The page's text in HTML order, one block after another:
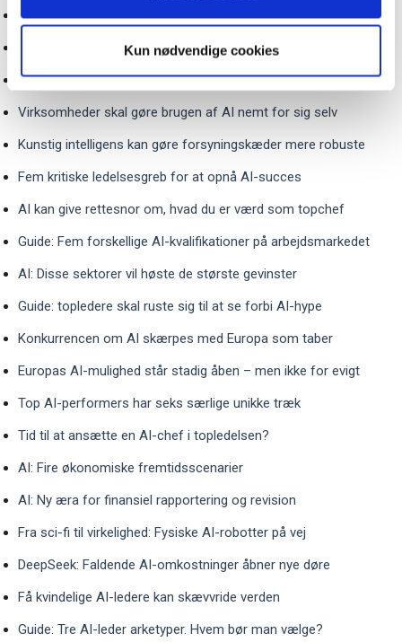
Kun nødvendige cookies
Guide: Topledere bør fokusere på regler og etik omkring AI
CEO-guide: Seks prioriteter ved udvikling af en AI-strategi
Studie: Generativ AI løfter hurtigt kvalitet af nyansatte
Virksomheder skal gøre brugen af AI nemt for sig selv
Kunstig intelligens kan gøre forsyningskæder mere robuste
Fem kritiske ledelsesgreb for at opnå AI-succes
AI kan give rettesnor om, hvad du er værd som topchef
Guide: Fem forskellige AI-kvalifikationer på arbejdsmarkedet
AI: Disse sektorer vil høste de største gevinster
Guide: topledere skal ruste sig til at se forbi AI-hype
Konkurrencen om AI skærpes med Europa som taber
Europas AI-mulighed står stadig åben – men ikke for evigt
Top AI-performers har seks særlige unikke træk
Tid til at ansætte en AI-chef i topledelsen?
AI: Fire økonomiske fremtidsscenarier
AI: Ny æra for finansiel rapportering og revision
Fra sci-fi til virkelighed: Fysiske AI-robotter på vej
DeepSeek: Faldende AI-omkostninger åbner nye døre
Få kvindelige AI-ledere kan skævvride verden
Guide: Tre AI-leder arketyper. Hvem bør man vælge?